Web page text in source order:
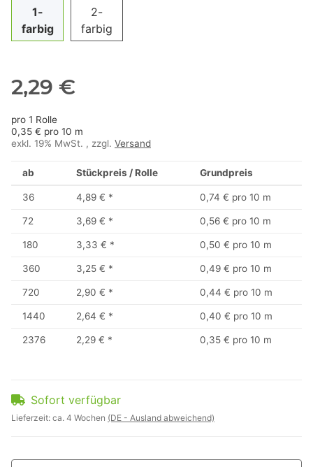
1-
farbig
2-
farbig
2,29 €
pro 1 Rolle
0,35 € pro 10 m
exkl. 19% MwSt. , zzgl. Versand
ab Stückpreis / Rolle Grundpreis
36 4,89 € * 0,74 € pro 10 m
72 3,69 € * 0,56 € pro 10 m
180 3,33 € * 0,50 € pro 10 m
360 3,25 € * 0,49 € pro 10 m
720 2,90 € * 0,44 € pro 10 m
1440 2,64 € * 0,40 € pro 10 m
2376 2,29 € * 0,35 € pro 10 m
Sofort verfügbar
Lieferzeit: ca. 4 Wochen (DE - Ausland abweichend)